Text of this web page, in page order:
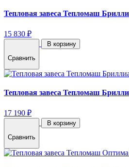
Тепловая завеса Тепломаш
15 830 ₽
Сравнить
В корзину
Тепловая завеса Тепломаш
17 190 ₽
Сравнить
В корзину